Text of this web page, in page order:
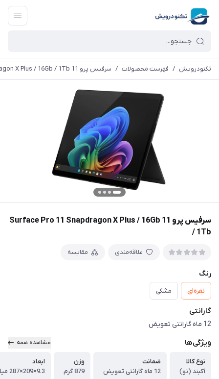
تکنودرویش / فهرست محصولات / سرفیس پرو 11 Surface Pro 11 Snapdragon X Plus / 16Gb / 1Tb
سرفیس پرو 11 Surface Pro 11 Snapdragon X Plus / 16Gb
/ 1Tb
علاقه‌مندی مقایسه
رنگ
نقره‌ای مشکی
گارانتی
12 ماه گارانتی تعویض
ویژگی‌ها مشاهده همه
نوع کالا
آکبند (نو)
ضمانت
12 ماه گارانتی تعویض
وزن
879 گرم
ابعاد
9.3×209×287 میلیمتر